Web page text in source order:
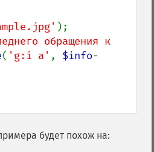
);
обращения к
( 'g:i a' , $info-
будет похож на: